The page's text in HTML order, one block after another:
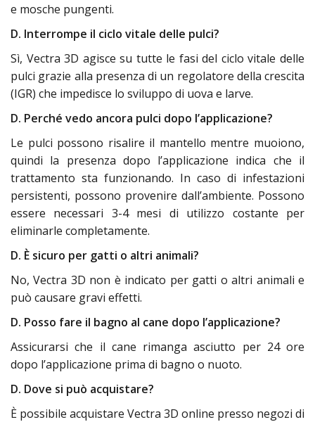
e mosche pungenti.
D. Interrompe il ciclo vitale delle pulci?
Sì, Vectra 3D agisce su tutte le fasi del ciclo vitale delle
pulci grazie alla presenza di un regolatore della crescita
(IGR) che impedisce lo sviluppo di uova e larve.
D. Perché vedo ancora pulci dopo l’applicazione?
Le pulci possono risalire il mantello mentre muoiono,
quindi la presenza dopo l’applicazione indica che il
trattamento sta funzionando. In caso di infestazioni
persistenti, possono provenire dall’ambiente. Possono
essere necessari 3-4 mesi di utilizzo costante per
eliminarle completamente.
D. È sicuro per gatti o altri animali?
No, Vectra 3D non è indicato per gatti o altri animali e
può causare gravi effetti.
D. Posso fare il bagno al cane dopo l’applicazione?
Assicurarsi che il cane rimanga asciutto per 24 ore
dopo l’applicazione prima di bagno o nuoto.
D. Dove si può acquistare?
È possibile acquistare Vectra 3D online presso negozi di